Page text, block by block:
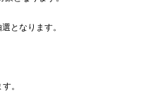
となります。
。